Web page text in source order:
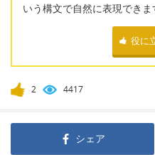
いう構文で自然に表現できま
役に
2 4417
シェア